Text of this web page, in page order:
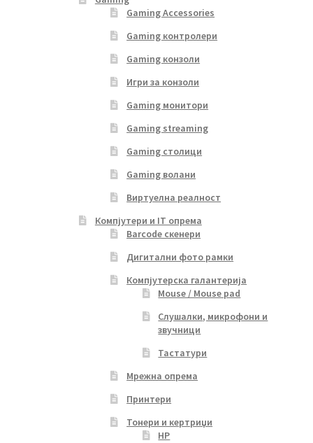
Gaming Accessories
Gaming контролери
Gaming конзоли
Игри за конзоли
Gaming монитори
Gaming streaming
Gaming столици
Gaming волани
Виртуелна реалност
Компјутери и IT опрема
Barcode скенери
Дигитални фото рамки
Компјутерска галантерија
Mouse / Mouse pad
Слушалки, микрофони и
звучници
Тастатури
Мрежна опрема
Принтери
Тонери и кертриџи
HP